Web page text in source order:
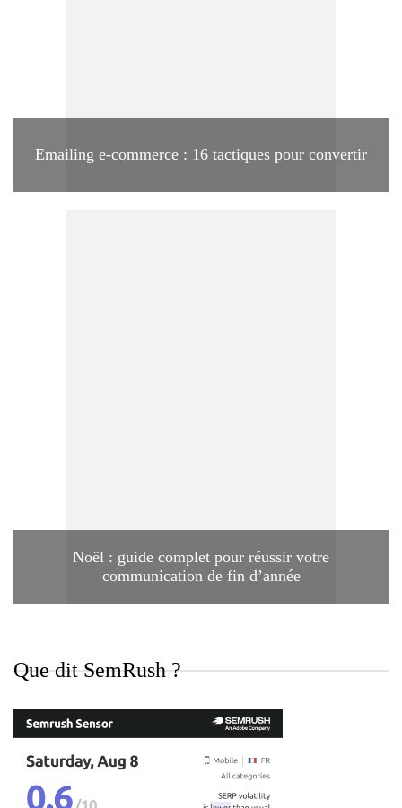
Emailing e-commerce : 16 tactiques pour convertir
Noël : guide complet pour réussir votre
communication de fin d’année
Que dit SemRush ?